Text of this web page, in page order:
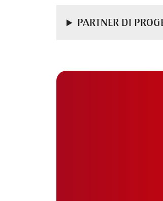
PARTNER DI